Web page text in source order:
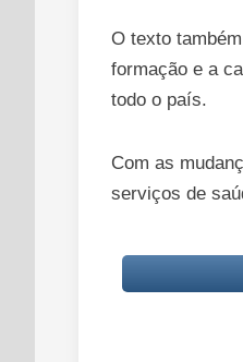
O texto
formação e a
todo o país.
Com as
serviços de